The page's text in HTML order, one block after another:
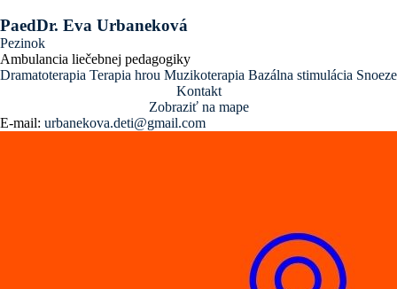
PaedDr. Eva Urbaneková
Pezinok
Ambulancia liečebnej pedagogiky
Dramatoterapia Terapia hrou Muzikoterapia Bazálna stimulácia
Kontakt
Zobraziť na mape
E-mail: urbanekova.deti@gmail.com